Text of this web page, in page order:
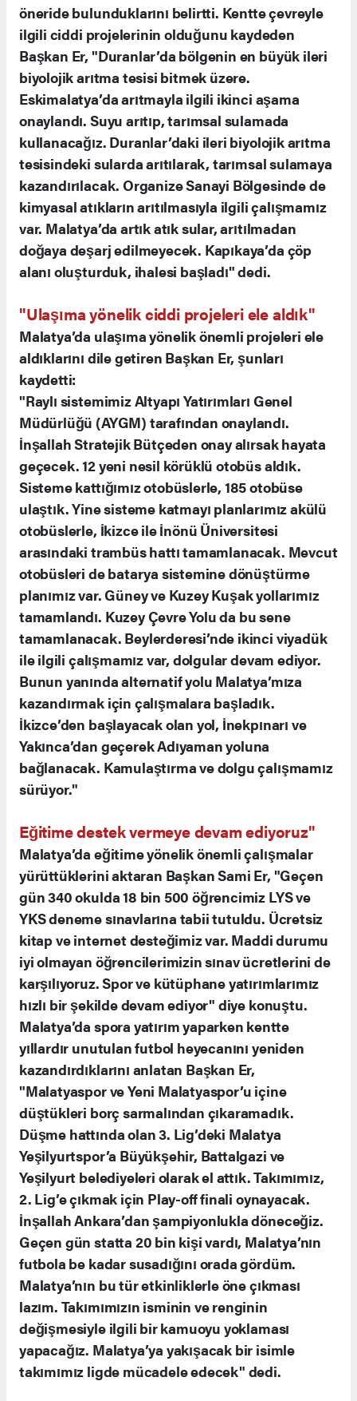
öneride bulunduklarını belirtti. Kentte çevreyle
ilgili ciddi projelerinin olduğunu kaydeden
Başkan Er, "Duranlar’da bölgenin en büyük ileri
biyolojik arıtma tesisi bitmek üzere.
Eskimalatya’da arıtmayla ilgili ikinci aşama
onaylandı. Suyu arıtıp, tarımsal sulamada
kullanacağız. Duranlar’daki ileri biyolojik arıtma
tesisindeki sularda arıtılarak, tarımsal sulamaya
kazandırılacak. Organize Sanayi Bölgesinde de
kimyasal atıkların arıtılmasıyla ilgili çalışmamız
var. Malatya’da artık atık sular, arıtılmadan
doğaya deşarj edilmeyecek. Kapıkaya’da çöp
alanı oluşturduk, ihalesi başladı" dedi.
"Ulaşıma yönelik ciddi projeleri ele aldık"
Malatya’da ulaşıma yönelik önemli projeleri ele
aldıklarını dile getiren Başkan Er, şunları
kaydetti:
"Raylı sistemimiz Altyapı Yatırımları Genel
Müdürlüğü (AYGM) tarafından onaylandı.
İnşallah Stratejik Bütçeden onay alırsak hayata
geçecek. 12 yeni nesil körüklü otobüs aldık.
Sisteme kattığımız otobüslerle, 185 otobüse
ulaştık. Yine sisteme katmayı planlarımız akülü
otobüslerle, İkizce ile İnönü Üniversitesi
arasındaki trambüs hattı tamamlanacak. Mevcut
otobüsleri de batarya sistemine dönüştürme
planımız var. Güney ve Kuzey Kuşak yollarımız
tamamlandı. Kuzey Çevre Yolu da bu sene
tamamlanacak. Beylerderesi’nde ikinci viyadük
ile ilgili çalışmamız var, dolgular devam ediyor.
Bunun yanında alternatif yolu Malatya’mıza
kazandırmak için çalışmalara başladık.
İkizce’den başlayacak olan yol, İnekpınarı ve
Yakınca’dan geçerek Adıyaman yoluna
bağlanacak. Kamulaştırma ve dolgu çalışmamız
sürüyor."
Eğitime destek vermeye devam ediyoruz"
Malatya’da eğitime yönelik önemli çalışmalar
yürüttüklerini aktaran Başkan Sami Er, "Geçen
gün 340 okulda 18 bin 500 öğrencimiz LYS ve
YKS deneme sınavlarına tabii tutuldu. Ücretsiz
kitap ve internet desteğimiz var. Maddi durumu
iyi olmayan öğrencilerimizin sınav ücretlerini de
karşılıyoruz. Spor ve kütüphane yatırımlarımız
hızlı bir şekilde devam ediyor" diye konuştu.
Malatya’da spora yatırım yaparken kentte
yıllardır unutulan futbol heyecanını yeniden
kazandırdıklarını anlatan Başkan Er,
"Malatyaspor ve Yeni Malatyaspor’u içine
düştükleri borç sarmalından çıkaramadık.
Düşme hattında olan 3. Lig’deki Malatya
Yeşilyurtspor’a Büyükşehir, Battalgazi ve
Yeşilyurt belediyeleri olarak el attık. Takımımız,
2. Lig’e çıkmak için Play-off finali oynayacak.
İnşallah Ankara’dan şampiyonlukla döneceğiz.
Geçen gün statta 20 bin kişi vardı, Malatya’nın
futbola be kadar susadığını orada gördüm.
Malatya’nın bu tür etkinliklerle öne çıkması
lazım. Takımımızın isminin ve renginin
değişmesiyle ilgili bir kamuoyu yoklaması
yapacağız. Malatya’ya yakışacak bir isimle
takımımız ligde mücadele edecek" dedi.